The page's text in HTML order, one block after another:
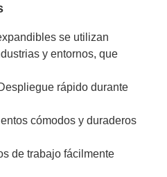
se utilizan
y entornos, que
rápido durante
cómodos y duraderos
de trabajo fácilmente